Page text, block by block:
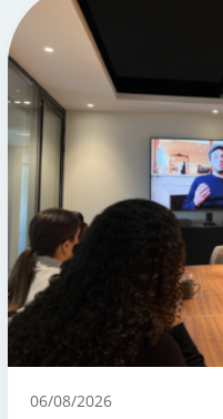
06/08/2026